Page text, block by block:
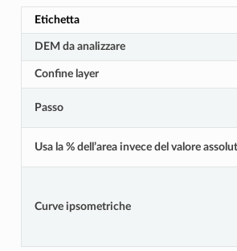
Etichetta
DEM da analizzare
Confine layer
Passo
Usa la % dell’area invece del valore
Curve ipsometriche